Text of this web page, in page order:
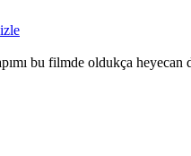
bu filmde oldukça